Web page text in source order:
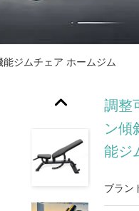
ジムチェア ホームジム
調整
ン傾
能ジ
ブラン